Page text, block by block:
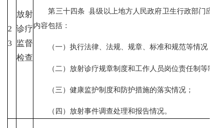
2
3
放射
诊疗
监督
检查
第三十四条 县级以上地方人民政府卫生行政部门应
内容包括：
（一）执行法律、法规、规章、标准和规范等情况；
（二）放射诊疗规章制度和工作人员岗位责任制等制
（三）健康监护制度和防护措施的落实情况；
（四）放射事件调查处理和报告情况。